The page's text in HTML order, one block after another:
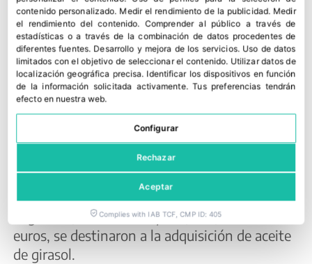
Así, el año pasado España compró unos 1.027
millones de euros al sector agroalimentario
ucraniano por los cerca de 173 millones que
exportó a ese destino. En compras, destaca la
categoría de cereales, con 545,37 millones de
euros, de los que 510,27 millones son de la
factura del maíz y 23,5 millones por las
adquisiciones de trigo ucraniano. La segunda
categoría en importaciones fueron las 423,17
millones en grasas y aceites animales o
vegetales, si bien la mayoría, 422,14 millones de
euros, se destinaron a la adquisición de aceite
de girasol.
contenido personalizado. Medir el rendimiento de la publicidad. Medir
el rendimiento del contenido.Comprender al público a través de
estadísticas o a través de la combinación de datos procedentes de
diferentes fuentes. Desarrollo y mejora de los servicios. Uso de datos
limitados con el objetivo de seleccionar el contenido. Utilizar datos de
localización geográfica precisa. Identificar los dispositivos en función
de la información solicitada activamente.Tus preferencias tendrán
efecto en nuestra web.
Configurar
Rechazar
Aceptar
Complies with IAB TCF, CMP ID: 405